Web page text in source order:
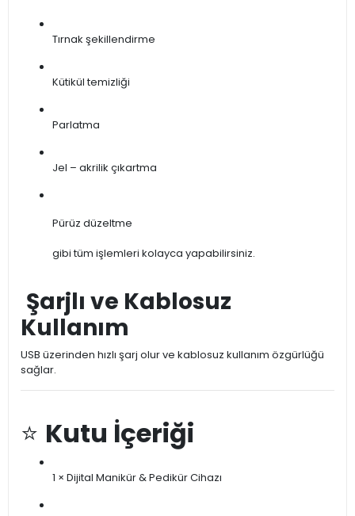
Tırnak şekillendirme
Kütikül temizliği
Parlatma
Jel – akrilik çıkartma
Pürüz düzeltme
gibi tüm işlemleri kolayca yapabilirsiniz.
Şarjlı ve Kablosuz
Kullanım
USB üzerinden hızlı şarj olur ve kablosuz kullanım özgürlüğü
sağlar.
⭐ Kutu İçeriği
1 × Dijital Manikür & Pedikür Cihazı